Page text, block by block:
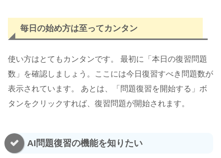
毎日の始め方は至ってカンタン
使い方はとてもカンタンです。 最初に「本日の復習問題
数」を確認しましょう。ここには今日復習すべき問題数が
表示されています。 あとは、「問題復習を開始する」ボ
タンをクリックすれば、復習問題が開始されます。
AI問題復習の機能を知りたい